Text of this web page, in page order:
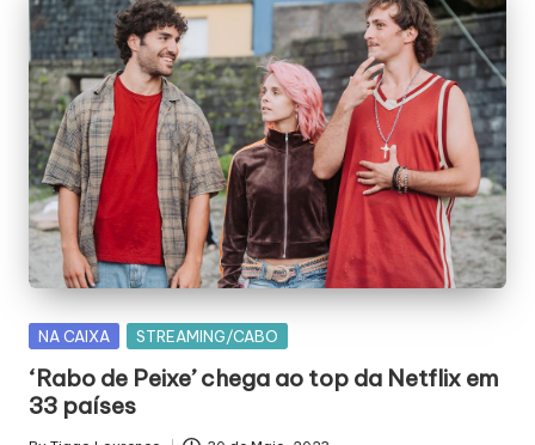
Posted
NA CAIXA STREAMING/CABO
‘Rabo de Peixe’ chega ao top da Netflix em
33 países